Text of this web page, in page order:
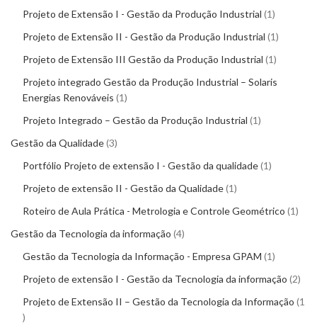
Projeto de Extensão I - Gestão da Produção Industrial 1
Projeto de Extensão II - Gestão da Produção Industrial 1
Projeto de Extensão III Gestão da Produção Industrial 1
Projeto integrado Gestão da Produção Industrial – Solaris
Energias Renováveis 1
Projeto Integrado – Gestão da Produção Industrial 1
Gestão da Qualidade 3
Portfólio Projeto de extensão I - Gestão da qualidade 1
Projeto de extensão II - Gestão da Qualidade 1
Roteiro de Aula Prática - Metrologia e Controle Geométrico 1
Gestão da Tecnologia da informação 4
Gestão da Tecnologia da Informação - Empresa GPAM 1
Projeto de extensão I - Gestão da Tecnologia da informação 2
Projeto de Extensão II – Gestão da Tecnologia da Informação 1